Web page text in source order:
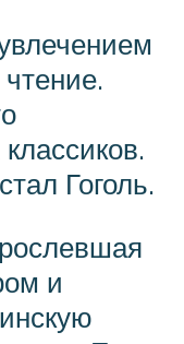
Гоголь.
и